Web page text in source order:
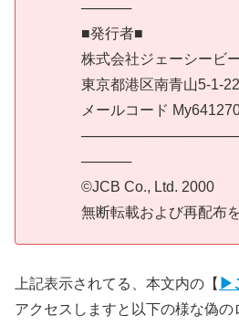
─────
■発行者■
株式会社ジェーシービ
東京都港区南青山5-1-22
メールコード
─────
©JCB Co., Ltd. 2000
無断転載および再配布
上記表示されてる、本文内の【 ▶
アクセスしますと以下の様な偽の